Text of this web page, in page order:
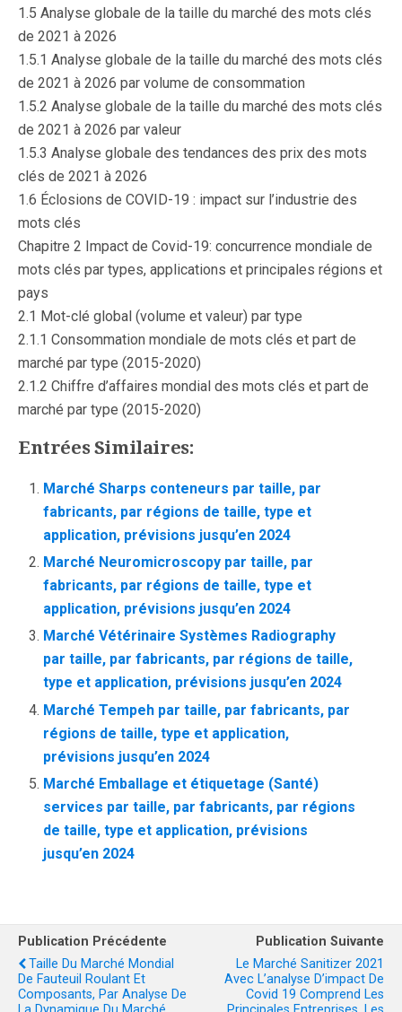
1.5 Analyse globale de la taille du marché des mots clés
de 2021 à 2026
1.5.1 Analyse globale de la taille du marché des mots clés
de 2021 à 2026 par volume de consommation
1.5.2 Analyse globale de la taille du marché des mots clés
de 2021 à 2026 par valeur
1.5.3 Analyse globale des tendances des prix des mots
clés de 2021 à 2026
1.6 Éclosions de COVID-19 : impact sur l’industrie des
mots clés
Chapitre 2 Impact de Covid-19: concurrence mondiale de
mots clés par types, applications et principales régions et
pays
2.1 Mot-clé global (volume et valeur) par type
2.1.1 Consommation mondiale de mots clés et part de
marché par type (2015-2020)
2.1.2 Chiffre d’affaires mondial des mots clés et part de
marché par type (2015-2020)
Entrées Similaires:
Marché Sharps conteneurs par taille, par
fabricants, par régions de taille, type et
application, prévisions jusqu’en 2024
Marché Neuromicroscopy par taille, par
fabricants, par régions de taille, type et
application, prévisions jusqu’en 2024
Marché Vétérinaire Systèmes Radiography
par taille, par fabricants, par régions de taille,
type et application, prévisions jusqu’en 2024
Marché Tempeh par taille, par fabricants, par
régions de taille, type et application,
prévisions jusqu’en 2024
Marché Emballage et étiquetage (Santé)
services par taille, par fabricants, par régions
de taille, type et application, prévisions
jusqu’en 2024
Publication Précédente
Taille Du Marché Mondial
De Fauteuil Roulant Et
Composants, Par Analyse De
Publication Suivante
Le Marché Sanitizer 2021
Avec L’analyse D’impact De
Covid 19 Comprend Les